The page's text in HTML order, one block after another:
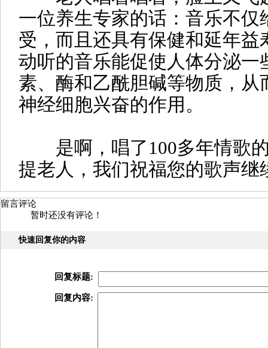
一位养生专家的话：音乐不仅
受，而且还具有保健和延年益
动听的音乐能促使人体分泌一
素、酶和乙酰胆碱等物质，从
神经细胞兴奋的作用。
是啊，唱了100多年情歌的
提老人，我们祝福您的歌声继
留言评论
暂时还没有评论！
快速回复你的内容
回复标题:
回复内容: